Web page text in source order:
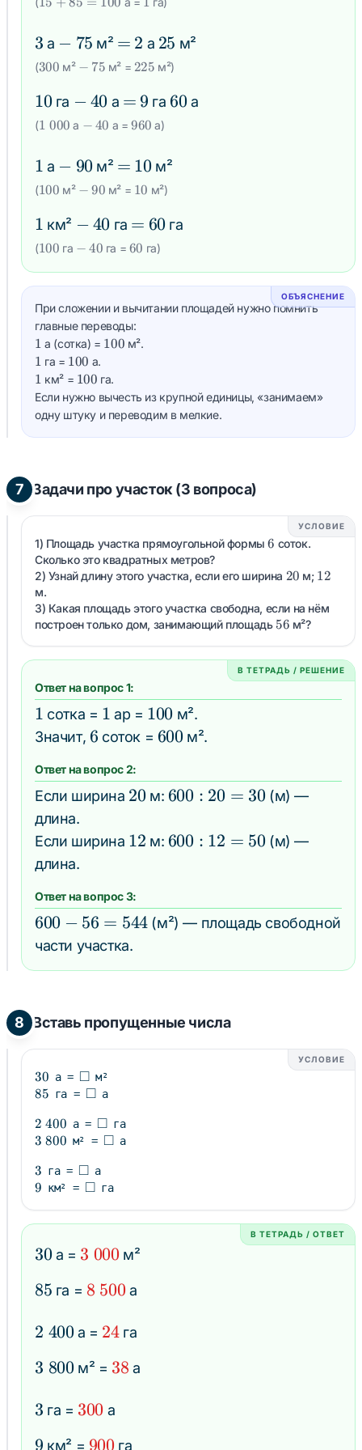
3
3 а -
− 75
75 м² =
= 2
2 а 25
25 м²
(300
300 м² -
− 75
75 м² = 225
225 м²)
10
10га -
−40
40 а =
= 9
9 га 60
60а
(1\;000
1 000 а -
− 40
40 а = 960
960 а)
1
1 а -
− 90
90м² =
= 10
10м²
(100
100 м² -
− 90
90 м² = 10
10 м²)
1
1 км² -
−40
40 га =
= 60
60га
(100
100 га -
− 40
40 га = 60
60 га)
ОБЪЯСНЕНИЕ
При сложении и вычитании площадей нужно помнить
главные переводы:
1
1 а (сотка) = 100
100 м².
1
1 га = 100
100 а.
1
1 км² = 100
100 га.
Если нужно вычесть из крупной единицы, «занимаем»
одну штуку и переводим в мелкие.
7 Задачи про участок (3 вопроса)
УСЛОВИЕ
1) Площадь участка прямоугольной формы6
6 соток.
Сколько это квадратных метров?
2) Узнай длину этого участка, если его ширина 20
20 м; 12
12
м.
3) Какая площадь этого участка свободна, если на нём
построен только дом, занимающий площадь 56
56 м²?
В ТЕТРАДЬ / РЕШЕНИЕ
Ответ на вопрос 1:
1
1 сотка = 1
1 ар = 100
100 м².
Значит, 6
6 соток = 600
600м².
Ответ на вопрос 2:
Если ширина 20
20м: 600
20
600 : 20 = 30(м) —
длина.
Если ширина 12
12 м: 600
=
50
600 : 12 = 50(м) —
длина.
Ответ на вопрос 3:
600
-
600 − 56 = 544(м²) — площадь свободной
части участка.
8 Вставь пропущенные числа
УСЛОВИЕ
30
30 а = \square
□ м²
85
85 га = \square
□ а
2\;400
2 400 а = \square
□ га
3\;800
3 800 м² = \square
□ а
3
3 га = \square
□ а
9
9 км² = \square
□ га
В ТЕТРАДЬ / ОТВЕТ
30
30а = 3\;000
3 000 м²
85
85 га = 8\;500
8 500 а
2\;400
2 400а = 24
24га
3\;800
3 800м² = 38
38 а
3
3 га = 300
300 а
9
9 км² = 900
900 га